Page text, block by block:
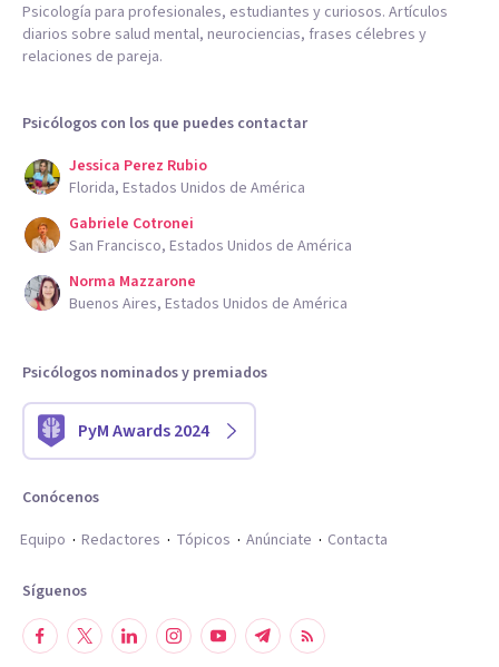
Psicología para profesionales, estudiantes y curiosos. Artículos
diarios sobre salud mental, neurociencias, frases célebres y
relaciones de pareja.
Psicólogos con los que puedes contactar
Jessica Perez Rubio
Florida, Estados Unidos de América
Gabriele Cotronei
San Francisco, Estados Unidos de América
Norma Mazzarone
Buenos Aires, Estados Unidos de América
Psicólogos nominados y premiados
PyM Awards 2024
Conócenos
Equipo
Redactores Tópicos Anúnciate Contacta
Síguenos